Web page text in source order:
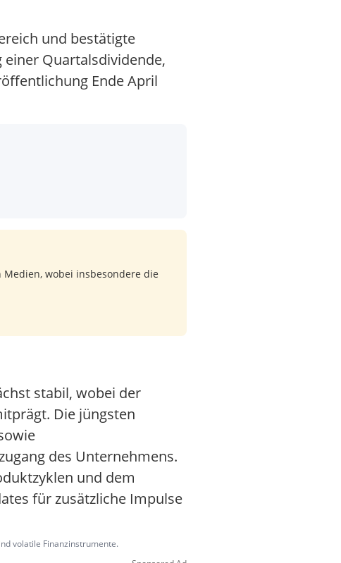
und bestätigte
Quartalsdividende,
Ende April
wobei insbesondere die
stabil, wobei der
Die jüngsten
des Unternehmens.
und dem
für zusätzliche Impulse
volatile Finanzinstrumente.